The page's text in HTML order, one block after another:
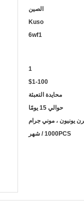
الصين
Kuso
6wf1
1
$1-100
محايدة التعبئة
حوالي 15 يومًا
يونيون ، موني جرام
1000PCS / شهر